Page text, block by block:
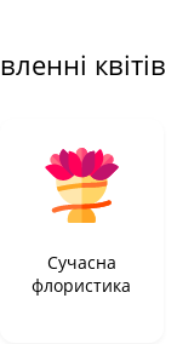
квітів
Сучасна
флористика